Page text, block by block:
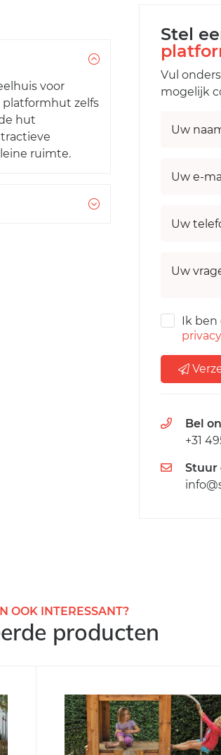
voor
platformhut zelfs
hut
ruimte.
Stel
Vul
mogelijk
Uw
Uw e-
Uw
Uw
Ik ben
Bel
+31
Stuur
OOK INTERESSANT?
producten